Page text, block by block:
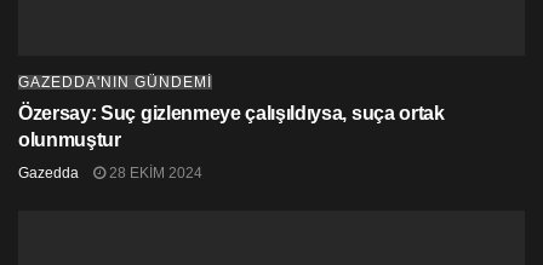
GAZEDDA'NIN GÜNDEMİ
Özersay: Suç gizlenmeye çalışıldıysa, suça ortak
olunmuştur
Gazedda 28 EKIM 2024